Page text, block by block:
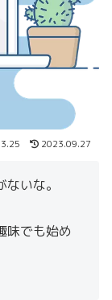
2023.09.27
いな。
味でも始め